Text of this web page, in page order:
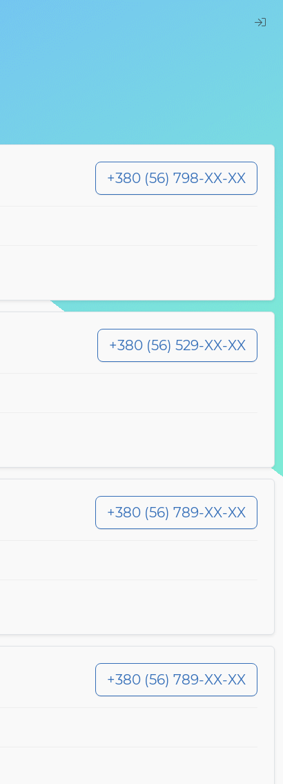
+380 (56) 798-XX-XX
+380 (56) 529-XX-XX
+380 (56) 789-XX-XX
+380 (56) 789-XX-XX